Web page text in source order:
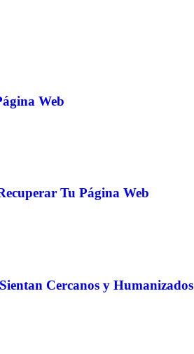
Web
Tu Página Web
Cercanos y Humanizados